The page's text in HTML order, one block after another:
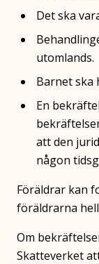
Det ska
utomlands.
Barnet ska
En
att den
någon
Föräldrar kan
föräldrarna
Om
Skatteverket